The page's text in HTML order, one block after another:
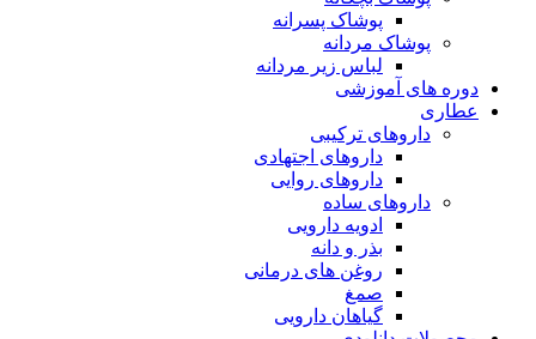
پوشاک پسرانه
پوشاک مردانه
لباس زیر مردانه
دوره های آموزشی
عطاری
داروهای ترکیبی
داروهای اجتهادی
داروهای روایی
داروهای ساده
ادویه دارویی
بذر و دانه
روغن های درمانی
صمغ
گیاهان دارویی